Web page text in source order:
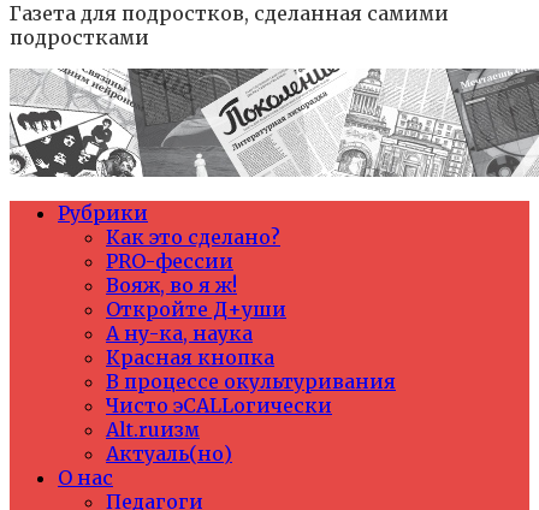
Газета для подростков, сделанная самими
подростками
Рубрики
Как это сделано?
PRO-фессии
Вояж, во я ж!
Откройте Д+уши
А ну-ка, наука
Красная кнопка
В процессе окультуривания
Чисто эCALLогически
Alt.ruизм
Актуаль(но)
О нас
Педагоги